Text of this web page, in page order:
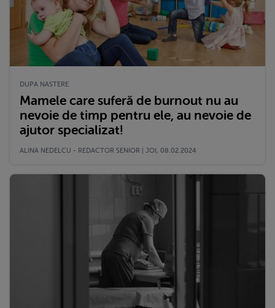
DUPA NASTERE
Mamele care suferă de burnout nu au
nevoie de timp pentru ele, au nevoie de
ajutor specializat!
ALINA NEDELCU - REDACTOR SENIOR | JOI, 08.02.2024